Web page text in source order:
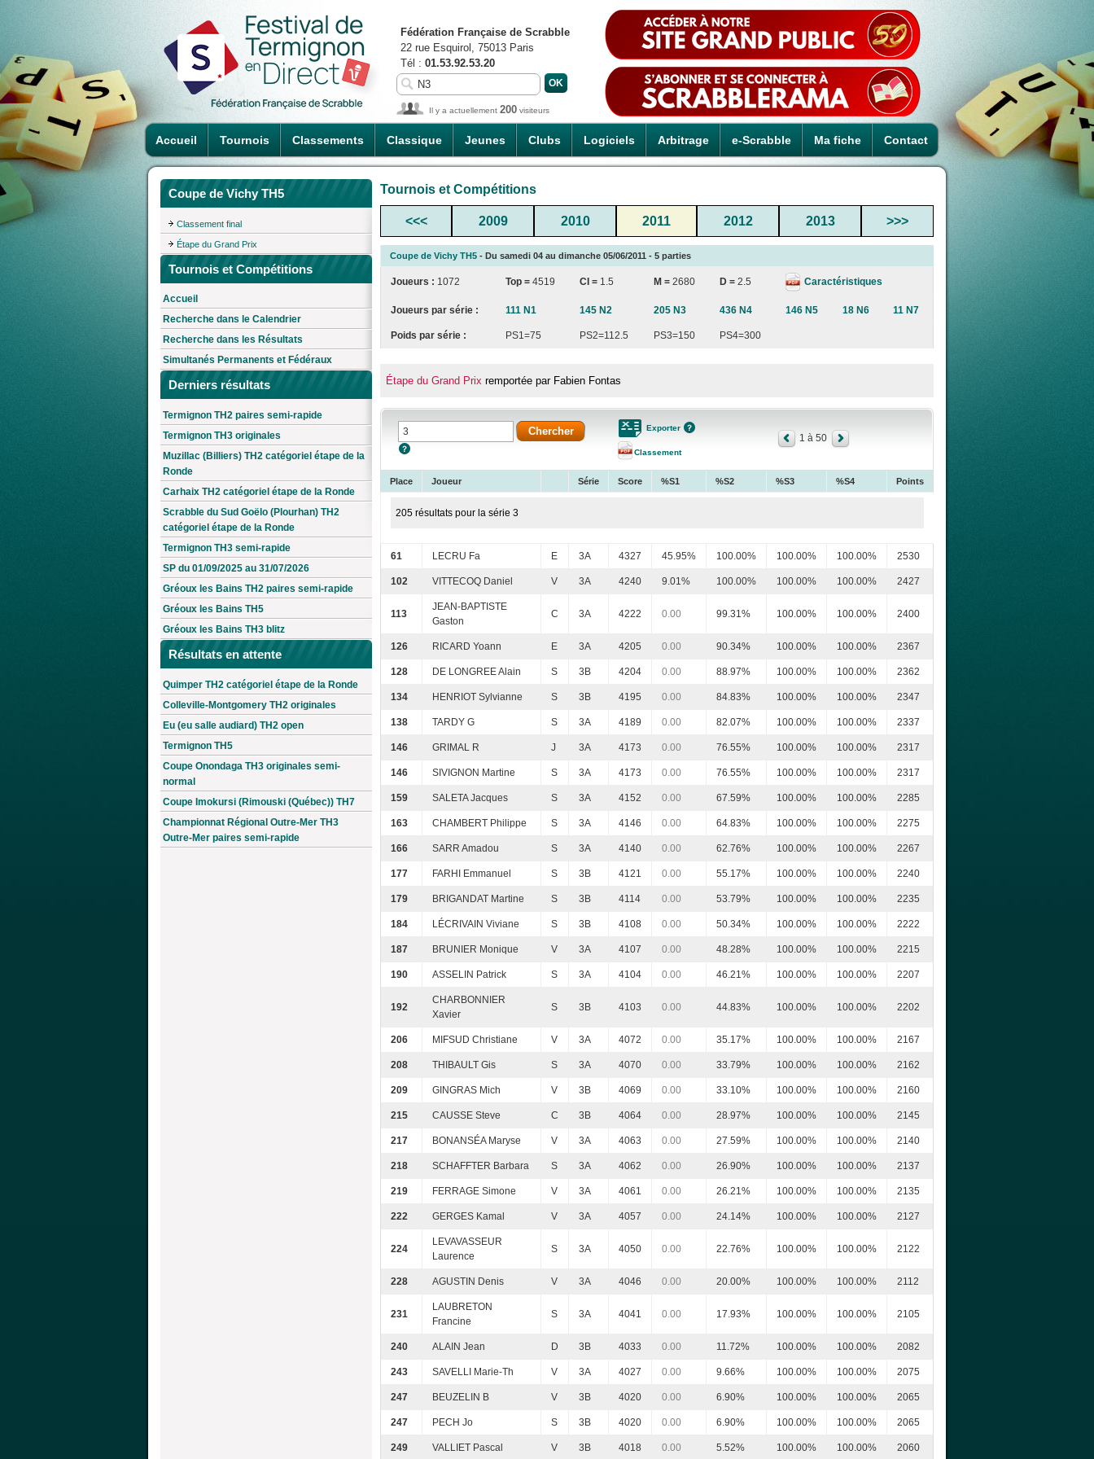
Accueil Tournois Classements Classique Jeunes Clubs Logiciels Arbitrage e-Scrabble Ma fiche Contact
Fédération Française de Scrabble
22 rue Esquirol, 75013 Paris
Tél : 01.53.92.53.20
Il y a actuellement 200 visiteurs
Coupe de Vichy TH5
Classement final
Étape du Grand Prix
Tournois et Compétitions
Accueil
Recherche dans le Calendrier
Recherche dans les Résultats
Simultanés Permanents et Fédéraux
Derniers résultats
Termignon TH2 paires semi-rapide
Termignon TH3 originales
Muzillac (Billiers) TH2 catégoriel étape de la
Ronde
Carhaix TH2 catégoriel étape de la Ronde
Scrabble du Sud Goëlo (Plourhan) TH2
catégoriel étape de la Ronde
Termignon TH3 semi-rapide
SP du 01/09/2025 au 31/07/2026
Gréoux les Bains TH2 paires semi-rapide
Gréoux les Bains TH5
Gréoux les Bains TH3 blitz
Résultats en attente
Quimper TH2 catégoriel étape de la Ronde
Colleville-Montgomery TH2 originales
Eu (eu salle audiard) TH2 open
Termignon TH5
Coupe Onondaga TH3 originales semi-
normal
Coupe Imokursi (Rimouski (Québec)) TH7
Championnat Régional Outre-Mer TH3
Outre-Mer paires semi-rapide
Tournois et Compétitions
<<< 2009 2010 2011 2012 2013 >>>
Coupe de Vichy TH5 - Du samedi 04 au dimanche 05/06/2011 - 5 parties
Joueurs : 1072 Top = 4519 CI = 1.5 M = 2680 D = 2.5 Caractéristiques
Joueurs par série : 111 N1 145 N2 205 N3 436 N4 146 N5 18 N6 11 N7
Poids par série : PS1=75 PS2=112.5 PS3=150 PS4=300
Étape du Grand Prix remportée par Fabien Fontas
Exporter
Classement
1 à 50
Place Joueur Série Score %S1 %S2 %S3 %S4 Points
205 résultats pour la série 3
61 LECRU Fa E 3A 4327 45.95% 100.00% 100.00% 100.00% 2530
102 VITTECOQ Daniel V 3A 4240 9.01% 100.00% 100.00% 100.00% 2427
113
JEAN-BAPTISTE
Gaston
C 3A 4222 0.00 99.31% 100.00% 100.00% 2400
126 RICARD Yoann E 3A 4205 0.00 90.34% 100.00% 100.00% 2367
128 DE LONGREE Alain S 3B 4204 0.00 88.97% 100.00% 100.00% 2362
134 HENRIOT Sylvianne S 3B 4195 0.00 84.83% 100.00% 100.00% 2347
138 TARDY G S 3A 4189 0.00 82.07% 100.00% 100.00% 2337
146 GRIMAL R J 3A 4173 0.00 76.55% 100.00% 100.00% 2317
146 SIVIGNON Martine S 3A 4173 0.00 76.55% 100.00% 100.00% 2317
159 SALETA Jacques S 3A 4152 0.00 67.59% 100.00% 100.00% 2285
163 CHAMBERT Philippe S 3A 4146 0.00 64.83% 100.00% 100.00% 2275
166 SARR Amadou S 3A 4140 0.00 62.76% 100.00% 100.00% 2267
177 FARHI Emmanuel S 3B 4121 0.00 55.17% 100.00% 100.00% 2240
179 BRIGANDAT Martine S 3B 4114 0.00 53.79% 100.00% 100.00% 2235
184 LÉCRIVAIN Viviane S 3B 4108 0.00 50.34% 100.00% 100.00% 2222
187 BRUNIER Monique V 3A 4107 0.00 48.28% 100.00% 100.00% 2215
190 ASSELIN Patrick S 3A 4104 0.00 46.21% 100.00% 100.00% 2207
192
CHARBONNIER
Xavier
S 3B 4103 0.00 44.83% 100.00% 100.00% 2202
206 MIFSUD Christiane V 3A 4072 0.00 35.17% 100.00% 100.00% 2167
208 THIBAULT Gis S 3A 4070 0.00 33.79% 100.00% 100.00% 2162
209 GINGRAS Mich V 3B 4069 0.00 33.10% 100.00% 100.00% 2160
215 CAUSSE Steve C 3B 4064 0.00 28.97% 100.00% 100.00% 2145
217 BONANSÉA Maryse V 3A 4063 0.00 27.59% 100.00% 100.00% 2140
218 SCHAFFTER Barbara S 3A 4062 0.00 26.90% 100.00% 100.00% 2137
219 FERRAGE Simone V 3A 4061 0.00 26.21% 100.00% 100.00% 2135
222 GERGES Kamal V 3A 4057 0.00 24.14% 100.00% 100.00% 2127
224
LEVAVASSEUR
Laurence
S 3A 4050 0.00 22.76% 100.00% 100.00% 2122
228 AGUSTIN Denis V 3A 4046 0.00 20.00% 100.00% 100.00% 2112
231
LAUBRETON
Francine
S 3A 4041 0.00 17.93% 100.00% 100.00% 2105
240 ALAIN Jean D 3B 4033 0.00 11.72% 100.00% 100.00% 2082
243 SAVELLI Marie-Th V 3A 4027 0.00 9.66% 100.00% 100.00% 2075
247 BEUZELIN B V 3B 4020 0.00 6.90% 100.00% 100.00% 2065
247 PECH Jo S 3B 4020 0.00 6.90% 100.00% 100.00% 2065
249 VALLIET Pascal V 3B 4018 0.00 5.52% 100.00% 100.00% 2060